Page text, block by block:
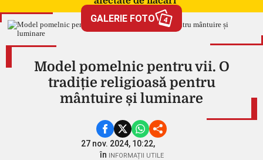
GALERIE FOTO 4
Model pomelnic pentru vii. O
tradiție religioasă pentru
mântuire și luminare
27 nov. 2024, 10:22,
în INFORMAȚII UTILE